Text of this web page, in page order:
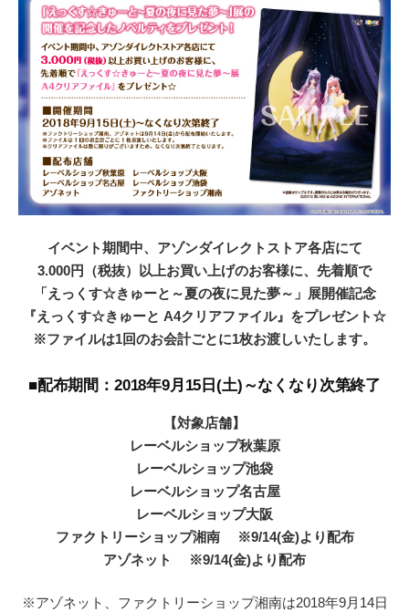
イベント期間中、アゾンダイレクトストア各店にて
3.000円（税抜）以上お買い上げのお客様に、先着順で
「えっくす☆きゅーと～夏の夜に見た夢～」展開催記念
『えっくす☆きゅーと A4クリアファイル』をプレゼント☆
※ファイルは1回のお会計ごとに1枚お渡しいたします。
■配布期間：2018年9月15日(土)～なくなり次第終了
【対象店舗】
レーベルショップ秋葉原
レーベルショップ池袋
レーベルショップ名古屋
レーベルショップ大阪
ファクトリーショップ湘南 ※9/14(金)より配布
アゾネット ※9/14(金)より配布
※アゾネット、ファクトリーショップ湘南は2018年9月14日